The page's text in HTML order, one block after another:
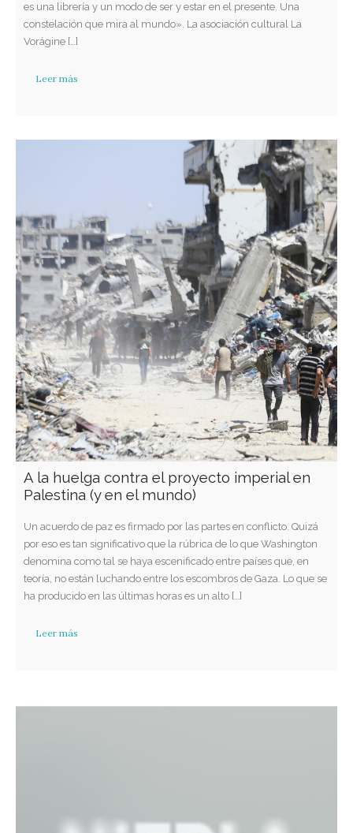
es una librería y un modo de ser y estar en el presente. Una
constelación que mira al mundo». La asociación cultural La
Vorágine […]
Leer más
A la huelga contra el proyecto imperial en
Palestina (y en el mundo)
Un acuerdo de paz es firmado por las partes en conflicto. Quizá
por eso es tan significativo que la rúbrica de lo que Washington
denomina como tal se haya escenificado entre países que, en
teoría, no están luchando entre los escombros de Gaza. Lo que se
ha producido en las últimas horas es un alto […]
Leer más